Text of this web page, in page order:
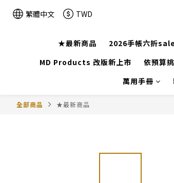
繁體中文 TWD
★最新商品 2026手帳六折sale
MD Products 改版新上市
依預算
萬用手冊
全部商品 ★最新商品